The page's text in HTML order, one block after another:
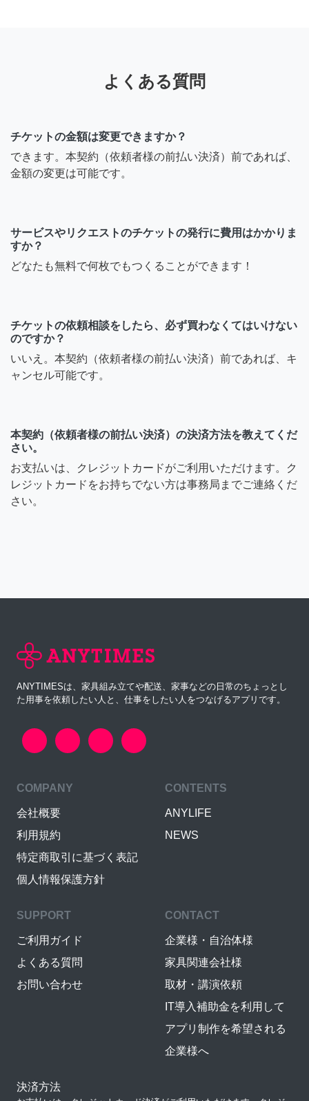
よくある質問
チケットの金額は変更できますか？
できます。本契約（依頼者様の前払い決済）前であれば、
金額の変更は可能です。
サービスやリクエストのチケットの発行に費用はかかりま
すか？
どなたも無料で何枚でもつくることができます！
チケットの依頼相談をしたら、必ず買わなくてはいけない
のですか？
いいえ。本契約（依頼者様の前払い決済）前であれば、キ
ャンセル可能です。
本契約（依頼者様の前払い決済）の決済方法を教えてくだ
さい。
お支払いは、クレジットカードがご利用いただけます。ク
レジットカードをお持ちでない方は事務局までご連絡くだ
さい。
ANYTIMESは、家具組み立てや配送、家事などの日常のちょっとし
た用事を依頼したい人と、仕事をしたい人をつなげるアプリです。
COMPANY
会社概要
利用規約
特定商取引に基づく表記
個人情報保護方針
CONTENTS
ANYLIFE
NEWS
SUPPORT
ご利用ガイド
よくある質問
お問い合わせ
CONTACT
企業様・自治体様
家具関連会社様
取材・講演依頼
IT導入補助金を利用して
アプリ制作を希望される
企業様へ
決済方法